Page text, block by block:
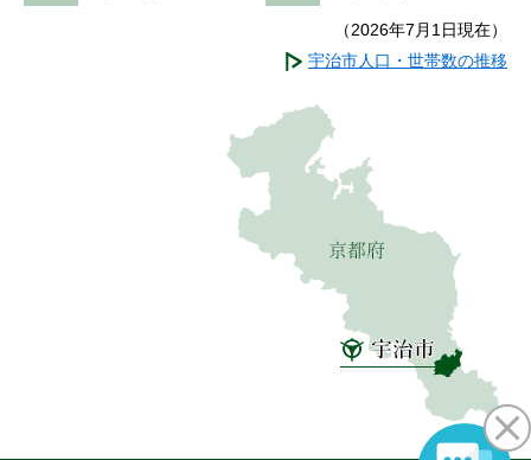
（2026年7月1日現在）
宇治市人口・世帯数の推移